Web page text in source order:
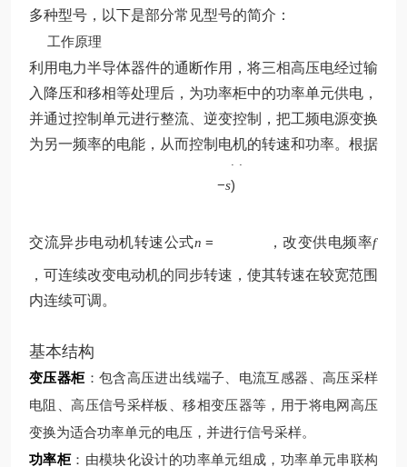
多种型号，以下是部分常见型号的简介：
工作原理
利用电力半导体器件的通断作用，将三相高压电经过输
入降压和移相等处理后，为功率柜中的功率单元供电，
并通过控制单元进行整流、逆变控制，把工频电源变换
为另一频率的电能，从而控制电机的转速和功率。根据
交流异步电动机转速公式n =
p
−s)
，改变供电频率f
，可连续改变电动机的同步转速，使其转速在较宽范围
内连续可调。
基本结构
变压器柜：包含高压进出线端子、电流互感器、高压采样
电阻、高压信号采样板、移相变压器等，用于将电网高压
变换为适合功率单元的电压，并进行信号采样。
功率柜：由模块化设计的功率单元组成，功率单元串联构